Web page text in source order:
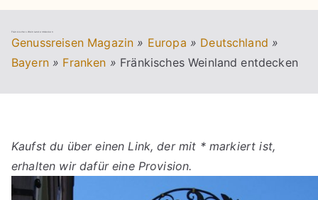
Fränkisches Weinland entdecken
Genussreisen Magazin » Europa » Deutschland »
Bayern » Franken » Fränkisches Weinland entdecken
Kaufst du über einen Link, der mit * markiert ist,
erhalten wir dafür eine Provision.